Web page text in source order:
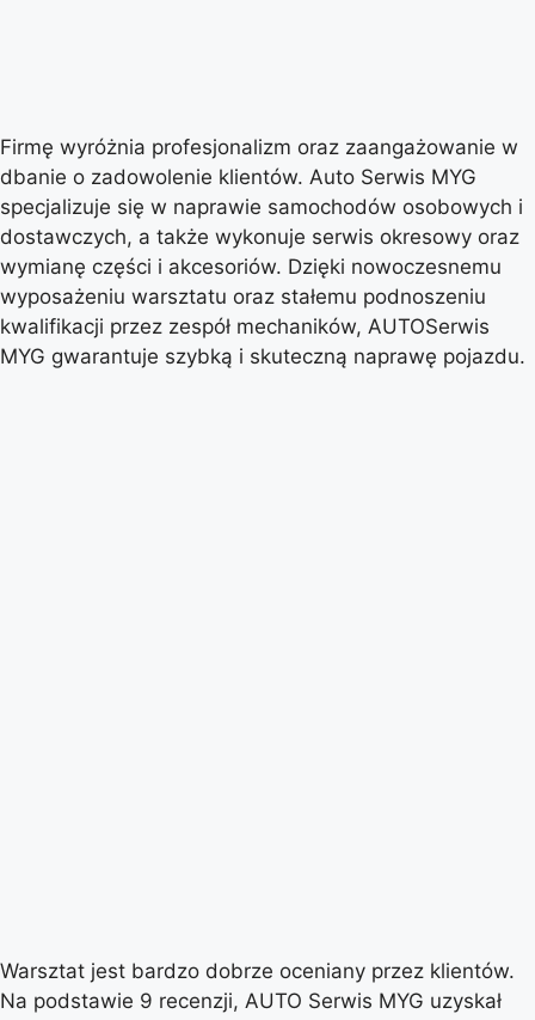
Firmę wyróżnia profesjonalizm oraz zaangażowanie w
dbanie o zadowolenie klientów. Auto Serwis MYG
specjalizuje się w naprawie samochodów osobowych i
dostawczych, a także wykonuje serwis okresowy oraz
wymianę części i akcesoriów. Dzięki nowoczesnemu
wyposażeniu warsztatu oraz stałemu podnoszeniu
kwalifikacji przez zespół mechaników, AUTOSerwis
MYG gwarantuje szybką i skuteczną naprawę pojazdu.
Warsztat jest bardzo dobrze oceniany przez klientów.
Na podstawie 9 recenzji, AUTO Serwis MYG uzyskał